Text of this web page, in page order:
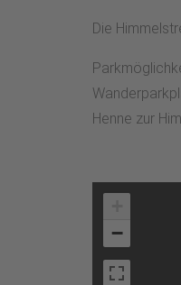
Die
Henne zur
−